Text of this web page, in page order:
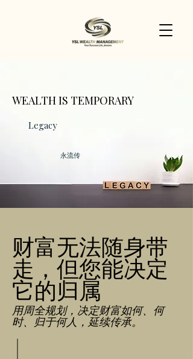
永流传
WEALTH IS TEMPORARY
Legacy
财富无法随身带
走，但您能决定
它的归属
用周全规划，决定财富如何、何
时、归于何人，延续传承。